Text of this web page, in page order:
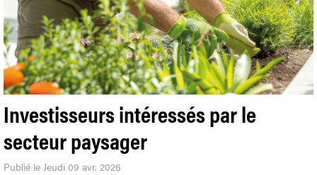
Investisseurs intéressés par le
secteur paysager
Publié le Jeudi 09 avr. 2026